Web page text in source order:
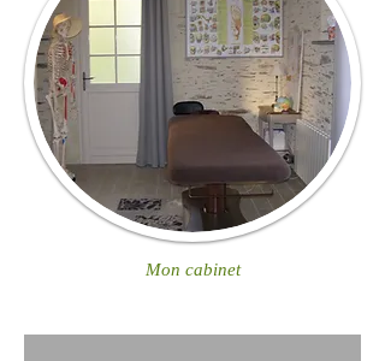
Mon cabinet